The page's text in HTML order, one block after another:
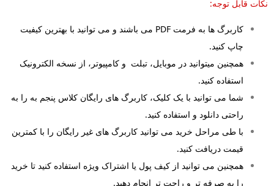
نکات قابل توجه:
کاربرگ ها به فرمت PDF می باشند و می توانید با بهترین کیفیت
چاپ کنید.
همچنین میتوانید در موبایل، تبلت و کامپیوتر، از نسخه الکترونیک
استفاده کنید.
شما می توانید با یک کلیک، کاربرگ های رایگان کلاس پنجم به را به
راحتی دانلود و استفاده کنید.
با طی مراحل خرید می توانید کاربرگ های غیر رایگان را با کمترین
قیمت دریافت کنید.
همچنین می توانید از کیف پول یا اشتراک ویژه استفاده کنید تا خرید
را به صرفه تر و راحت تر انجام دهید.